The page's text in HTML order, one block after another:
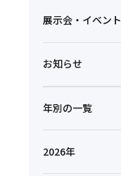
展示会・イベント
お知らせ
年別の一覧
2026年